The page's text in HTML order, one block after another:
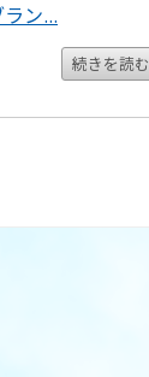
ラン…
続きを読む